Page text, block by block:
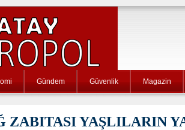
Gündem Güvenlik Magazin
ZABITASI YAŞLILARIN